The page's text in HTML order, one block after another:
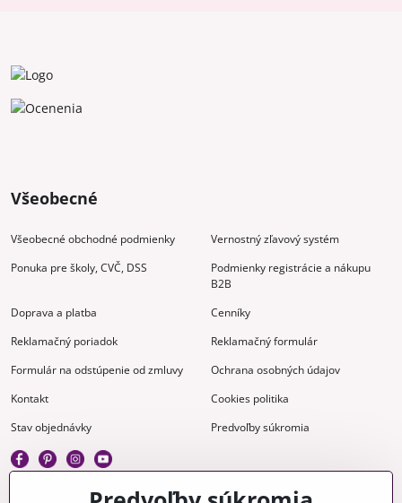
Všeobecné
Všeobecné obchodné podmienky
Vernostný zľavový systém
Ponuka pre školy, CVČ, DSS
Podmienky registrácie a nákupu
B2B
Doprava a platba
Cenníky
Reklamačný poriadok
Reklamačný formulár
Formulár na odstúpenie od zmluvy
Ochrana osobných údajov
Kontakt
Cookies politika
Stav objednávky
Predvoľby súkromia